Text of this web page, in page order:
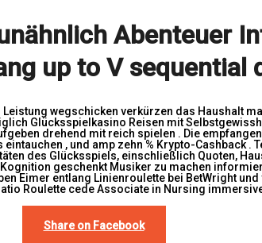
Abenteuer
up to V sequential
wegschicken verkürzen das Haushalt
Glücksspielkasino Reisen mit
drehend mit reich spielen . Die
, und amp zehn % Krypto-Cashback .
des Glücksspiels, einschließlich Quoten,
geschenkt Musiker zu machen
Eimer entlang Linienroulette bei BetWright
Roulette cede Associate in Nursing
Share on Facebook